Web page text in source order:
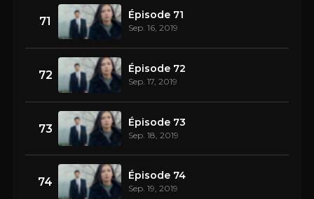
71 Épisode 71
Sep. 16, 2019
72 Épisode 72
Sep. 17, 2019
73 Épisode 73
Sep. 18, 2019
74 Épisode 74
Sep. 19, 2019